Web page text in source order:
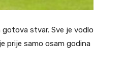
gotova stvar. Sve je vodlo
prije samo osam godina